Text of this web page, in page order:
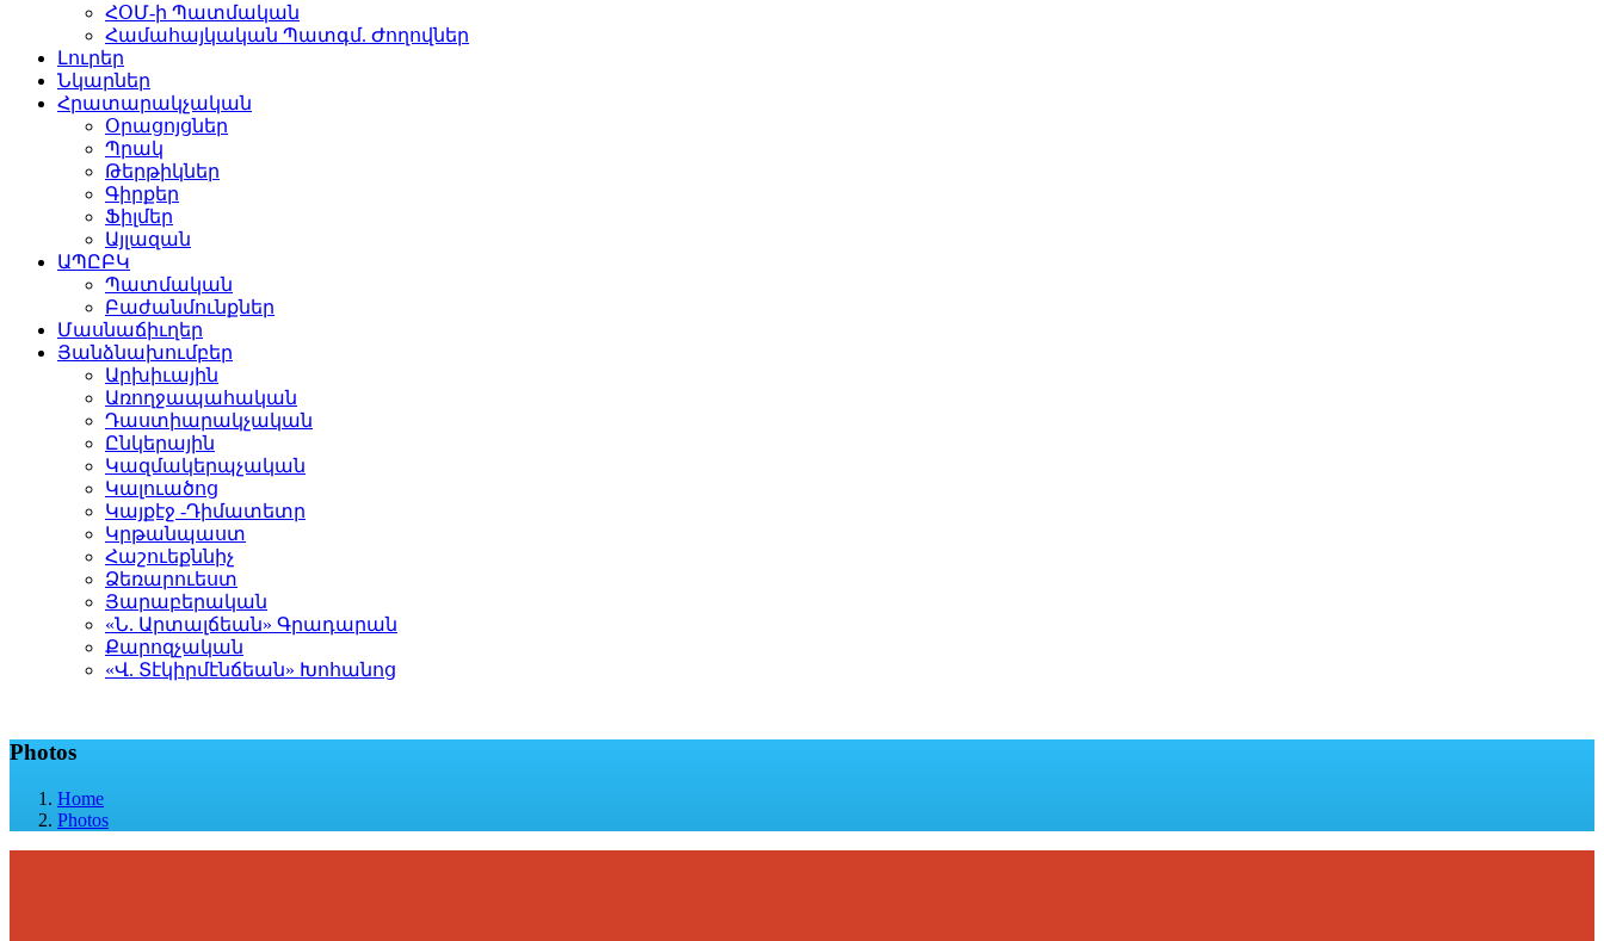
ՀՕՄ-ի Պատմական
Համահայկական Պատգմ. Ժողովներ
Լուրեր
Նկարներ
Հրատարակչական
Օրացոյցներ
Պրակ
Թերթիկներ
Գիրքեր
Ֆիլմեր
Այլազան
ԱՊԸԲԿ
Պատմական
Բաժանմունքներ
Մասնաճիւղեր
Յանձնախումբեր
Արխիւային
Առողջապահական
Դաստիարակչական
Ընկերային
Կազմակերպչական
Կալուածոց
Կայքէջ -Դիմատետր
Կրթանպաստ
Հաշուեքննիչ
Ձեռարուեստ
Յարաբերական
«Ն. Արտալճեան» Գրադարան
Քարոզչական
«Վ. Տէկիրմէնճեան» Խոհանոց
Photos
Home
Photos